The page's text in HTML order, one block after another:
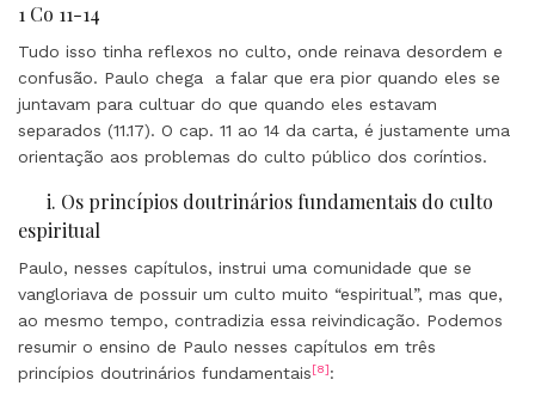
1 Co 11-14
Tudo isso tinha reflexos no culto, onde reinava desordem e
confusão. Paulo chega a falar que era pior quando eles se
juntavam para cultuar do que quando eles estavam
separados (11.17). O cap. 11 ao 14 da carta, é justamente uma
orientação aos problemas do culto público dos coríntios.
i. Os princípios doutrinários fundamentais do culto
espiritual
Paulo, nesses capítulos, instrui uma comunidade que se
vangloriava de possuir um culto muito “espiritual”, mas que,
ao mesmo tempo, contradizia essa reivindicação. Podemos
resumir o ensino de Paulo nesses capítulos em três
princípios doutrinários fundamentais[8]: